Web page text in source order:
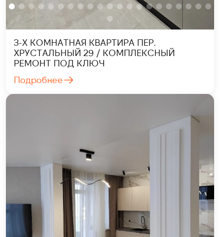
3-Х КОМНАТНАЯ КВАРТИРА ПЕР.
ХРУСТАЛЬНЫЙ 29 / КОМПЛЕКСНЫЙ
РЕМОНТ ПОД КЛЮЧ
Подробнее